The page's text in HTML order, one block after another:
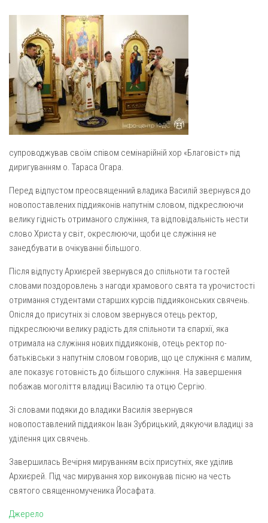
Комісія у справах родини
Комісія з питань душпастирства охорони здоров’я
Спільноти
Квіти Слобожанщини
Харківщина
Полтавщина
Трансляції
супроводжував своїм співом семінарійній хор «Благовіст» під
диригуванням о. Тараса Огара.
Перед відпустом преосвященний владика Василій звернувся до
новопоставлених піддияконів напутнім словом, підкреслюючи
велику гідність отриманого служіння, та відповідальність нести
слово Христа у світ, окреслюючи, щоби це служіння не
занедбувати в очікуванні більшого.
Після відпусту Архиєрей звернувся до спільноти та гостей
словами поздоровлень з нагоди храмового свята та урочистості
отримання студентами старших курсів піддияконських свячень.
Опісля до присутніх зі словом звернувся отець ректор,
підкреслюючи велику радість для спільноти та єпархії, яка
отримала на служіння нових піддияконів, отець ректор по-
батьківськи з напутнім словом говорив, що це служіння є малим,
але показує готовність до більшого служіння. На завершення
побажав моголіття владиці Василію та отцю Сергію.
Зі словами подяки до владики Василія звернувся
новопоставлений піддиякон Іван Зубрицький, дякуючи владиці за
уділення цих свячень.
Завершилась Вечірня мируванням всіх присутніх, яке уділив
Архиєрей. Під час мирування хор виконував пісню на честь
святого священномученика Йосафата.
Джерело